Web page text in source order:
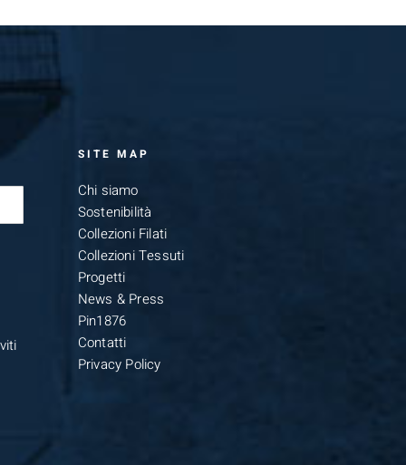
SITE MAP
Chi siamo
Sostenibilità
Collezioni Filati
Collezioni Tessuti
Progetti
News & Press
Pin1876
Contatti
Privacy Policy